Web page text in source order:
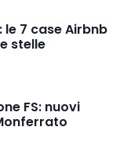
le 7 case Airbnb
stelle
FS: nuovi